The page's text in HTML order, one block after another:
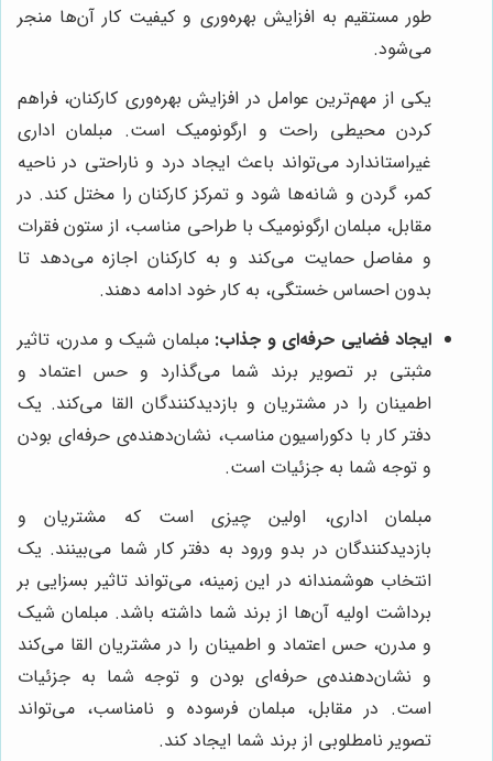
طور مستقیم به افزایش بهره‌وری و کیفیت کار آن‌ها منجر
می‌شود.
یکی از مهم‌ترین عوامل در افزایش بهره‌وری کارکنان، فراهم
کردن محیطی راحت و ارگونومیک است. مبلمان اداری
غیراستاندارد می‌تواند باعث ایجاد درد و ناراحتی در ناحیه
کمر، گردن و شانه‌ها شود و تمرکز کارکنان را مختل کند. در
مقابل، مبلمان ارگونومیک با طراحی مناسب، از ستون فقرات
و مفاصل حمایت می‌کند و به کارکنان اجازه می‌دهد تا
بدون احساس خستگی، به کار خود ادامه دهند.
ایجاد فضایی حرفه‌ای و جذاب: مبلمان شیک و مدرن، تاثیر
مثبتی بر تصویر برند شما می‌گذارد و حس اعتماد و
اطمینان را در مشتریان و بازدیدکنندگان القا می‌کند. یک
دفتر کار با دکوراسیون مناسب، نشان‌دهنده‌ی حرفه‌ای بودن
و توجه شما به جزئیات است.
مبلمان اداری، اولین چیزی است که مشتریان و
بازدیدکنندگان در بدو ورود به دفتر کار شما می‌بینند. یک
انتخاب هوشمندانه در این زمینه، می‌تواند تاثیر بسزایی بر
برداشت اولیه آن‌ها از برند شما داشته باشد. مبلمان شیک
و مدرن، حس اعتماد و اطمینان را در مشتریان القا می‌کند
و نشان‌دهنده‌ی حرفه‌ای بودن و توجه شما به جزئیات
است. در مقابل، مبلمان فرسوده و نامناسب، می‌تواند
تصویر نامطلوبی از برند شما ایجاد کند.